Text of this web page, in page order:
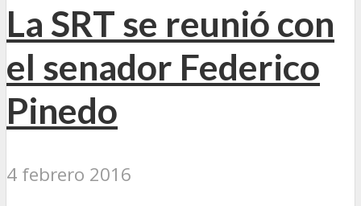
La SRT se reunió con
el senador Federico
Pinedo
4 febrero 2016